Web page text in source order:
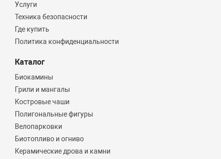
Услуги
Техника безопасности
Где купить
Политика конфиденциальности
Каталог
Биокамины
Грили и мангалы
Костровые чаши
Полигональные фигуры
Велопарковки
Биотопливо и огниво
Керамические дрова и камни